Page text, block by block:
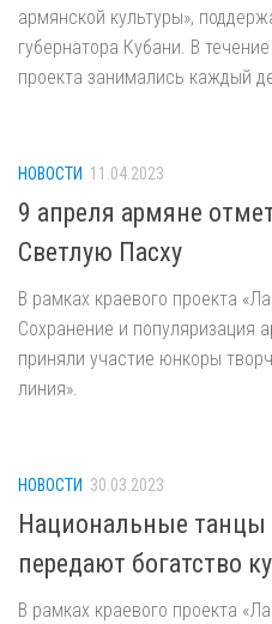
армянской культуры»,
губернатора Кубани. В
проекта занимались каждый
НОВОСТИ 11.04.2023
9 апреля армяне
Светлую Пасху
В рамках краевого проекта
Сохранение и популяризация
приняли участие юнкоры
линия».
НОВОСТИ 30.03.2023
Национальные
передают богатство
В рамках краевого проекта